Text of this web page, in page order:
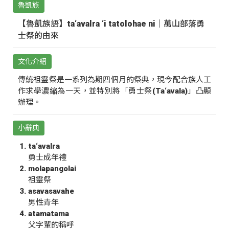
魯凱族
【魯凱族語】ta‘avalra ‘i tatolohae ni｜萬山部落勇
士祭的由來
文化介紹
傳統祖靈祭是一系列為期四個月的祭典，現今配合族人工
作求學濃縮為一天，並特別將「勇士祭(Ta‘avala)」凸顯
辦理。
小辭典
ta‘avalra
勇士成年禮
molapangolai
祖靈祭
asavasavahe
男性青年
atamatama
父字輩的稱呼